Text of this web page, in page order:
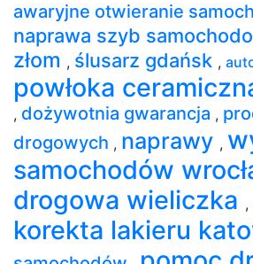
awaryjne otwieranie
naprawa szyb
złom , ślusarz gdańsk ,
powłoka
, dożywotnia gwarancja ,
drogowych , naprawy ,
samochodów
drogowa wieliczka ,
korekta lakieru